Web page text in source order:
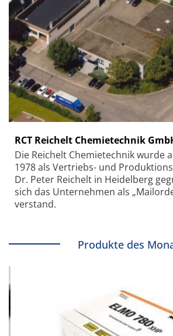
RCT Reichelt Chemietechnik
Die Reichelt Chemietechnik wurde
1978 als Vertriebs- und
Dr. Peter Reichelt in Heidelberg
sich das Unternehmen als
verstand.
Produkte des